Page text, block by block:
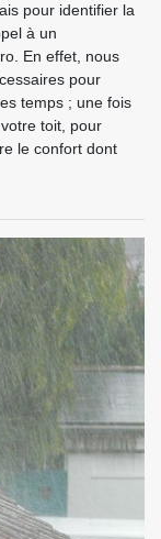
pour identifier la
à un
En effet, nous
pour
temps ; une fois
toit, pour
le confort dont